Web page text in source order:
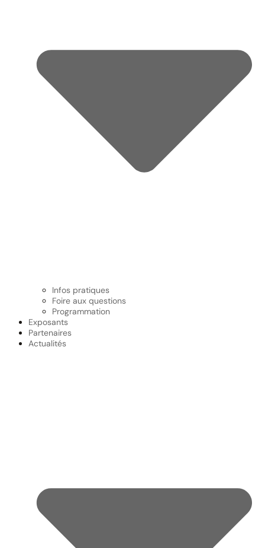
Infos pratiques
Foire aux questions
Programmation
Exposants
Partenaires
Actualités